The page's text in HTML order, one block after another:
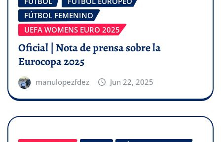
FÚTBOL FEMENINO
UEFA WOMENS EURO 2025
Oficial | Nota de prensa sobre la
Eurocopa 2025
manulopezfdez Jun 22, 2025